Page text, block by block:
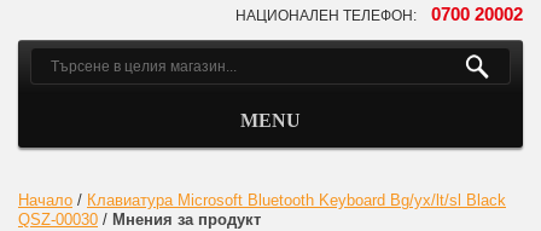
НАЦИОНАЛЕН ТЕЛЕФОН: 0700 20002
MENU
Начало / Клавиатура Microsoft Bluetooth Keyboard Bg/yx/lt/sl Black
QSZ-00030 / Мнения за продукт